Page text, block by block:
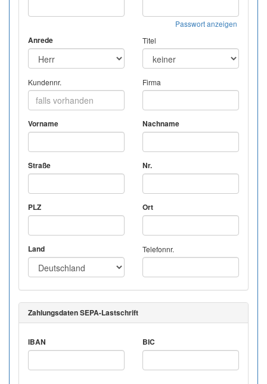
Passwort anzeigen
Anrede Titel
Kundennr. Firma
Vorname Nachname
Straße Nr.
PLZ Ort
Land Telefonnr.
Zahlungsdaten SEPA-Lastschrift
IBAN BIC